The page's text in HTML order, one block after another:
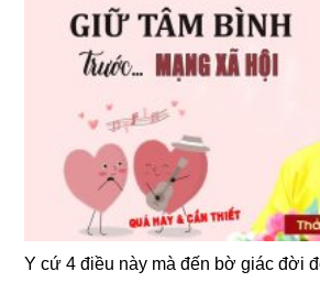
Y cứ 4 điều này mà đến bờ giác đời